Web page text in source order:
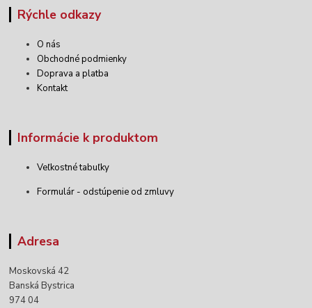
Rýchle odkazy
O nás
Obchodné podmienky
Doprava a platba
Kontakt
Informácie k produktom
Veľkostné tabuľky
Formulár - odstúpenie od zmluvy
Adresa
Moskovská 42
Banská Bystrica
974 04